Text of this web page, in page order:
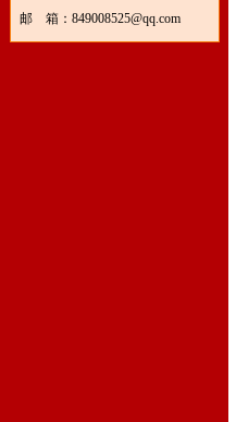
邮 箱：849008525@qq.com